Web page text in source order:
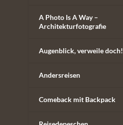
A Photo Is A Way –
Architekturfotografie
Augenblick, verweile doch!
Andersreisen
Comeback mit Backpack